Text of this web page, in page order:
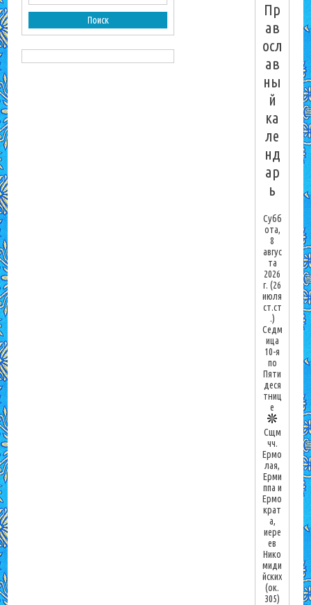
Пр
ав
осл
ав
ны
й
ка
ле
нд
ар
ь
Субб
ота,
8
авгус
та
2026
г.(26
июля
ст.ст
.)
Седм
ица
10-я
по
Пяти
деся
тниц
е
Сщм
чч.
Ермо
лая,
Ерми
ппа и
Ермо
крат
а,
иере
ев
Нико
миди
йских
(ок.
305)